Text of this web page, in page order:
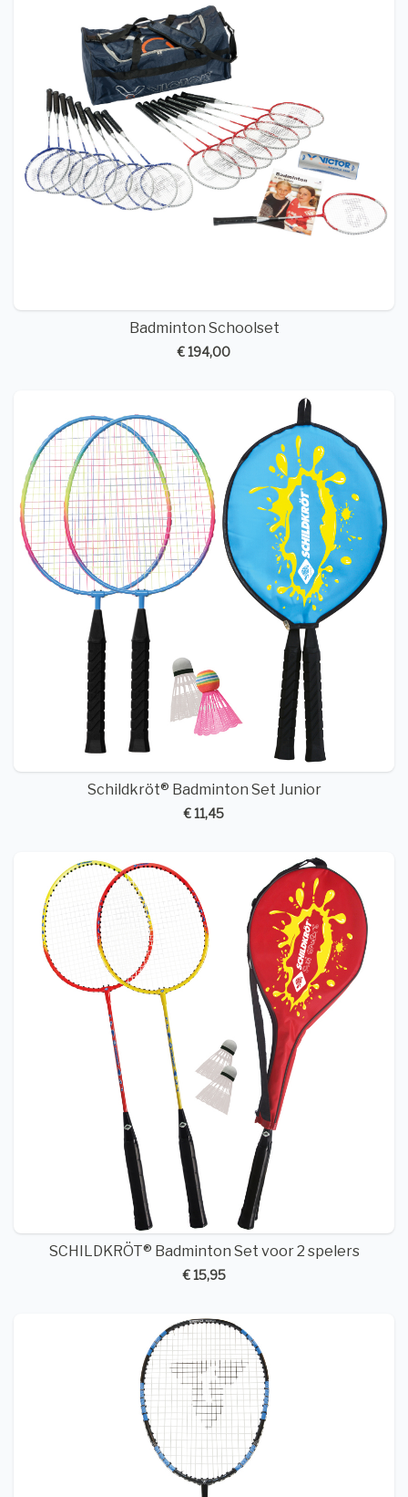
Badminton Schoolset
€ 194,00
Schildkröt® Badminton Set Junior
€ 11,45
SCHILDKRÖT® Badminton Set voor 2 spelers
€ 15,95